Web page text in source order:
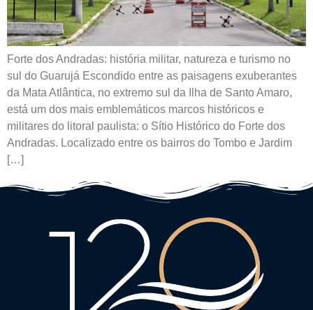
Forte dos Andradas: história militar, natureza e turismo no
sul do Guarujá Escondido entre as paisagens exuberantes
da Mata Atlântica, no extremo sul da Ilha de Santo Amaro,
está um dos mais emblemáticos marcos históricos e
militares do litoral paulista: o Sítio Histórico do Forte dos
Andradas. Localizado entre os bairros do Tombo e Jardim
[…]